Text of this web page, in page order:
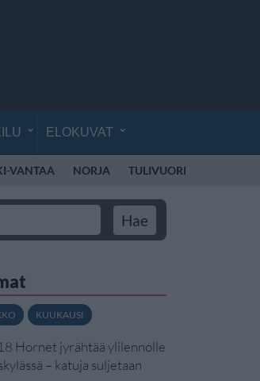
ELOKUVAT
VANTAA NORJA TULIVUORI
KUUKAUSI
Hornet jyrähtää ylilennolle
– katuja suljetaan